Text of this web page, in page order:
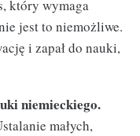
który wymaga
jest to niemożliwe.
i zapał do nauki,
niemieckiego.
małych,